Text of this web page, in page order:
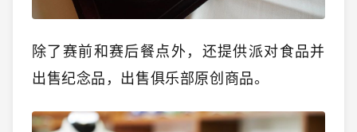
除了赛前和赛后餐点外，还提供派对食品并
出售纪念品， 出售俱乐部原创商品。